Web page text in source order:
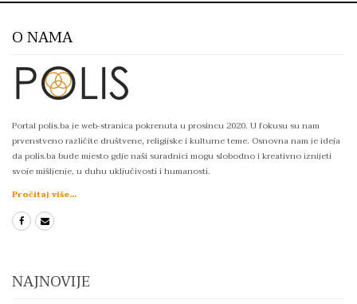
O NAMA
Portal polis.ba je web-stranica pokrenuta u prosincu 2020. U fokusu su nam
prvenstveno različite društvene, religijske i kulturne teme. Osnovna nam je ideja
da polis.ba bude mjesto gdje naši suradnici mogu slobodno i kreativno iznijeti
svoje mišljenje, u duhu uključivosti i humanosti.
Pročitaj više...
NAJNOVIJE